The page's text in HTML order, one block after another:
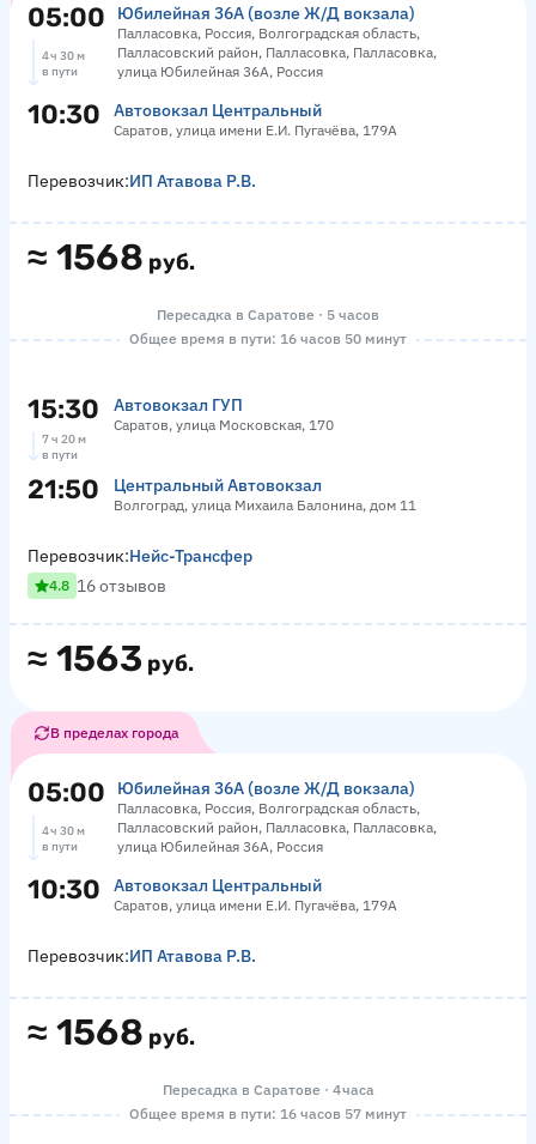
05:00 Юбилейная 36А (возле Ж/Д вокзала)
Палласовка, Россия, Волгоградская область,
Палласовский район, Палласовка, Палласовка,
улица Юбилейная 36А, Россия
4 ч 30 м
в пути
10:30 Автовокзал Центральный
Саратов, улица имени Е.И. Пугачёва, 179А
≈ 1568 руб.
Перевозчик:ИП Атавова Р.В.
Пересадка в Саратове · 5 часов
Общее время в пути: 16 часов 50 минут
15:30 Автовокзал ГУП
Саратов, улица Московская, 170
7 ч 20 м
в пути
21:50 Центральный Автовокзал
Волгоград, улица Михаила Балонина, дом 11
≈ 1563 руб.
Перевозчик:Нейс-Трансфер
4.8 16 отзывов
В пределах города
05:00 Юбилейная 36А (возле Ж/Д вокзала)
Палласовка, Россия, Волгоградская область,
Палласовский район, Палласовка, Палласовка,
улица Юбилейная 36А, Россия
4 ч 30 м
в пути
10:30 Автовокзал Центральный
Саратов, улица имени Е.И. Пугачёва, 179А
≈ 1568 руб.
Перевозчик:ИП Атавова Р.В.
Пересадка в Саратове · 4 часа
Общее время в пути: 16 часов 57 минут